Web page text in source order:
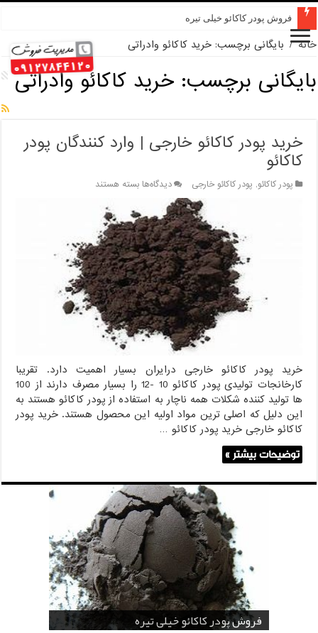
فروش پودر کاکائو خیلی تیره
خانه / بایگانی برچسب: خرید کاکائو وادراتی
بایگانی برچسب:خرید کاکائو وادراتی
خرید پودر کاکائو خارجی | وارد کنندگان پودر
کاکائو
پودر کاکائو, پودر کاکائو خارجی دیدگاه‌هابرای
پودر
کاکائو
خارجی
|
وارد
کنندگان
پودر
کاکائو
بسته هستند
خرید پودر کاکائو خارجی درایران بسیار اهمیت دارد. تقریبا
کارخانجات تولیدی پودر کاکائو 10 -12 را بسیار مصرف دارند از 100
ها تولید کننده شکلات همه ناچار به استفاده از پودر کاکائو هستند به
این دلیل که اصلی ترین مواد اولیه این محصول هستند. خرید پودر
کاکائو خارجی خرید پودر کاکائو …
توضیحات بیشتر »
قیمت پودر کاکائو قنادی
فروش پودر کاکائو خیلی تیره
قیمت پودر کاکائو کارگیل
فروش ضد کلوخه پودر کاکائو ( Anti Cake )
خرید پودر کاکائو و کافی میت در کرمان
فروش پودر کاکائو و کافی میت در اصفهان
خرید اسانس پودری شکلات 10 کیلویی
خرید اسانس پودری قهوه
خرید کافی کریمر غیر لبنی 25 کیلویی اندونزی